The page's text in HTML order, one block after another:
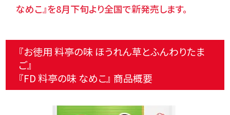
なめこ』を8月下旬より全国で新発売します。
『お徳用 料亭の味 ほうれん草とふんわりたま
ご』
『FD 料亭の味 なめこ』 商品概要